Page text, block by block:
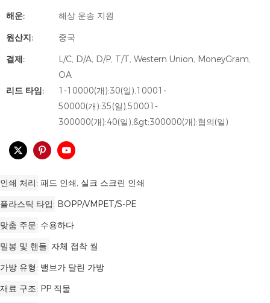
해운:
해상 운송 지원
원산지:
중국
결제:
L/C, D/A, D/P, T/T, Western Union, MoneyGram,
OA
리드 타임:
1-10000(개):30(일),10001-
50000(개):35(일),50001-
300000(개):40(일),&gt;300000(개):협의(일)
인쇄 처리 패드 인쇄, 실크 스크린 인쇄
플라스틱 타입 BOPP/VMPET/S-PE
맞춤 주문 수용하다
밀봉 및 핸들 자체 접착 씰
가방 유형 밸브가 달린 가방
재료 구조 PP 직물